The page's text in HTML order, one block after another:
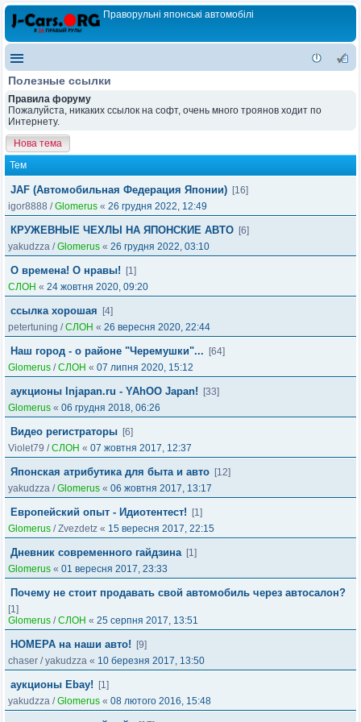
Праворульні японські автомобілі
Полезные ссылки
Правила форуму
Пожалуйста, никаких ссылок на софт, очень много троянов ходит по
Интернету.
Нова тема
Тем
JAF (Автомобильная Федерация Японии) [16]
igor8888 /Glomerus « 26 грудня 2022, 12:49
КРУЖЕВНЫЕ ЧЕХЛЫ НА ЯПОНСКИЕ АВТО [6]
yakudzza /Glomerus « 26 грудня 2022, 03:10
О времена! О нравы!
[1]
СЛОН « 24 жовтня 2020, 09:20
ссылка хорошая
[4]
petertuning /СЛОН « 26 вересня 2020, 22:44
Наш город - о районе "Черемушки"...
[64]
Glomerus /СЛОН « 07 липня 2020, 15:12
аукционы Injapan.ru - YAhOO Japan!
[33]
Glomerus « 06 грудня 2018, 06:26
Видео регистраторы [6]
Violet79 /СЛОН « 07 жовтня 2017, 12:37
Японская атрибутика для быта и авто [12]
yakudzza /Glomerus « 06 жовтня 2017, 13:17
Европейский опыт - Идиотентест!
[1]
Glomerus /Zvezdetz « 15 вересня 2017, 22:15
Дневник современного гайдзина [1]
Glomerus « 01 вересня 2017, 23:33
Почему не стоит продавать свой автомобиль через автосалон?
[1]
Glomerus /СЛОН « 25 серпня 2017, 13:51
НОМЕРА на наши авто!
[9]
chaser /yakudzza « 10 березня 2017, 13:50
аукционы Ebay!
[1]
yakudzza /Glomerus « 08 лютого 2016, 15:48